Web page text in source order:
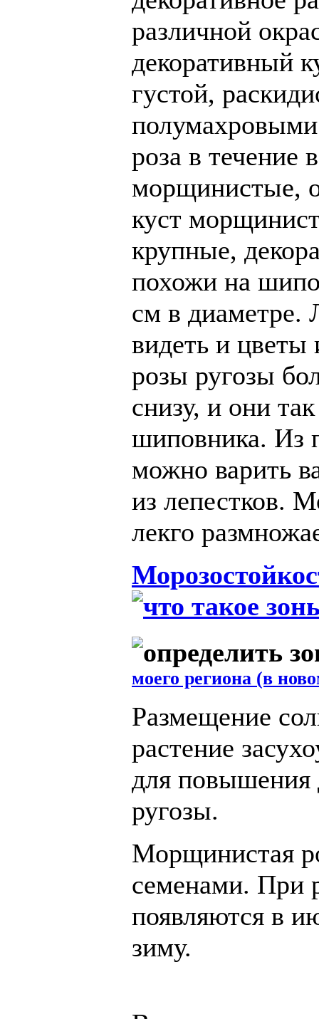
различной
декоративный
густой,
роза в течение
морщинистые,
куст
крупные,
похожи на
см в диаметре.
видеть и
розы ругозы
снизу, и они
шиповника. Из
можно варить
из лепестков.
лекго
моего региона (в
Размещение
растение
для повышения
ругозы.
Морщинистая
семенами. При
появляются в
зиму.